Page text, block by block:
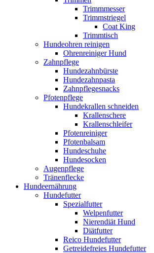
Trimmmesser
Trimmstriegel
Coat King
Trimmtisch
Hundeohren reinigen
Ohrenreiniger Hund
Zahnpflege
Hundezahnbürste
Hundezahnpasta
Zahnpflegesnacks
Pfotenpflege
Hundekrallen schneiden
Krallenschere
Krallenschleifer
Pfotenreiniger
Pfotenbalsam
Hundeschuhe
Hundesocken
Augenpflege
Tränenflecke
Hundeernährung
Hundefutter
Spezialfutter
Welpenfutter
Nierendiät Hund
Diätfutter
Reico Hundefutter
Getreidefreies Hundefutter